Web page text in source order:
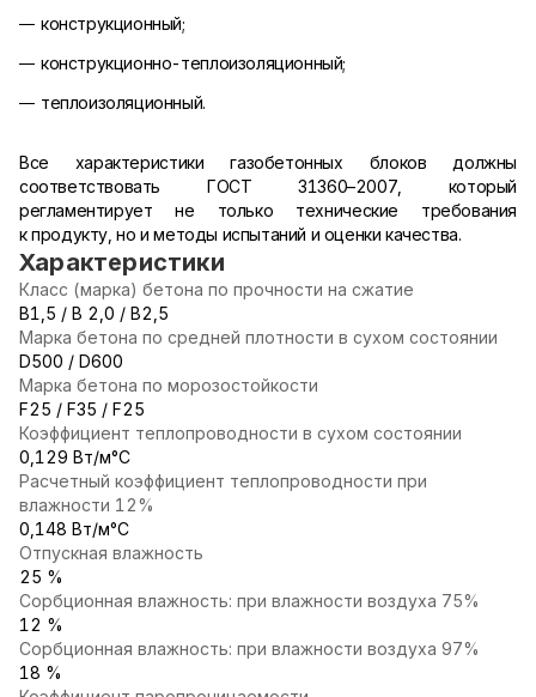
конструкционный;
конструкционно-теплоизоляционный;
теплоизоляционный.
Все характеристики газобетонных блоков должны
соответствовать ГОСТ 31360–2007, который
регламентирует не только технические требования
к продукту, но и методы испытаний и оценки качества.
Характеристики
Класс (марка) бетона по прочности на сжатие
В1,5 / В 2,0 / В2,5
Марка бетона по средней плотности в сухом состоянии
D500 / D600
Марка бетона по морозостойкости
F25 / F35 / F25
Коэффициент теплопроводности в сухом состоянии
0,129 Вт/м°С
Расчетный коэффициент теплопроводности при
влажности 12%
0,148 Вт/м°С
Отпускная влажность
25 %
Сорбционная влажность: при влажности воздуха 75%
12 %
Сорбционная влажность: при влажности воздуха 97%
18 %